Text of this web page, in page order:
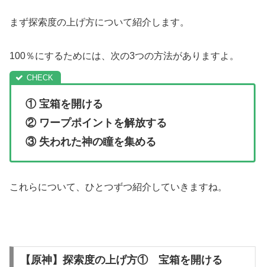
まず探索度の上げ方について紹介します。
100％にするためには、次の3つの方法がありますよ。
① 宝箱を開ける
② ワープポイントを解放する
③ 失われた神の瞳を集める
これらについて、ひとつずつ紹介していきますね。
【原神】探索度の上げ方① 宝箱を開ける